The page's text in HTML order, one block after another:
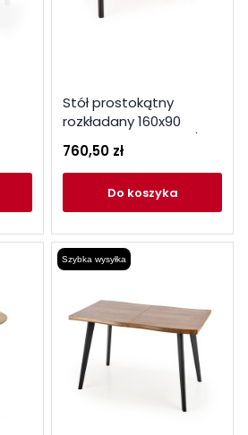
Stół prostokątny
rozkładany 160x90
czarne nogi
760,50 zł
do koszyka
Szybka wysyłka